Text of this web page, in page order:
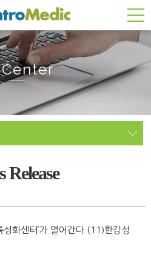
Center
Release
성화센터’가 열어간다 (11)한강성